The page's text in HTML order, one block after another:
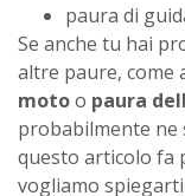
paura di
Se anche tu hai
altre paure, come
motoo paura
probabilmente ne
questo articolo fa
vogliamo